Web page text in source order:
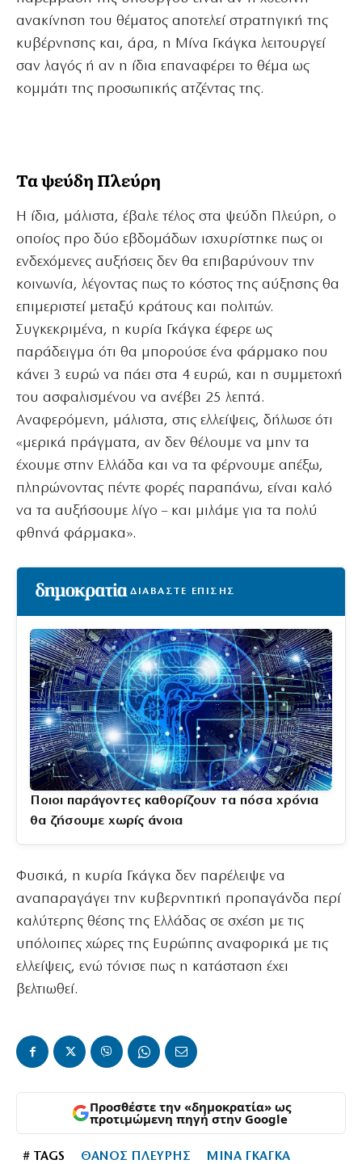
ανακίνηση του θέματος αποτελεί στρατηγική της
κυβέρνησης και, άρα, η Μίνα Γκάγκα λειτουργεί
σαν λαγός ή αν η ίδια επαναφέρει το θέμα ως
κομμάτι της προσωπικής ατζέντας της.
Τα ψεύδη Πλεύρη
Η ίδια, μάλιστα, έβαλε τέλος στα ψεύδη Πλεύρη, ο
οποίος προ δύο εβδομάδων ισχυρίστηκε πως οι
ενδεχόμενες αυξήσεις δεν θα επιβαρύνουν την
κοινωνία, λέγοντας πως το κόστος της αύξησης θα
επιμεριστεί μεταξύ κράτους και πολιτών.
Συγκεκριμένα, η κυρία Γκάγκα έφερε ως
παράδειγμα ότι θα μπορούσε ένα φάρμακο που
κάνει 3 ευρώ να πάει στα 4 ευρώ, και η συμμετοχή
του ασφαλισμένου να ανέβει 25 λεπτά.
Αναφερόμενη, μάλιστα, στις ελλείψεις, δήλωσε ότι
«μερικά πράγματα, αν δεν θέλουμε να μην τα
έχουμε στην Ελλάδα και να τα φέρνουμε απέξω,
πληρώνοντας πέντε φορές παραπάνω, είναι καλό
να τα αυξήσουμε λίγο – και μιλάμε για τα πολύ
φθηνά φάρμακα».
ΔΙΑΒΑΣΤΕ ΕΠΙΣΗΣ
Ποιοι παράγοντες καθορίζουν τα πόσα χρόνια
θα ζήσουμε χωρίς άνοια
Φυσικά, η κυρία Γκάγκα δεν παρέλειψε να
αναπαραγάγει την κυβερνητική προπαγάνδα περί
καλύτερης θέσης της Ελλάδας σε σχέση με τις
υπόλοιπες χώρες της Ευρώπης αναφορικά με τις
ελλείψεις, ενώ τόνισε πως η κατάσταση έχει
βελτιωθεί.
Προσθέστε την «δημοκρατία» ως
προτιμώμενη πηγή στην Google
# TAGS ΘΑΝΟΣ ΠΛΕΥΡΗΣ ΜΙΝΑ ΓΚΑΓΚΑ